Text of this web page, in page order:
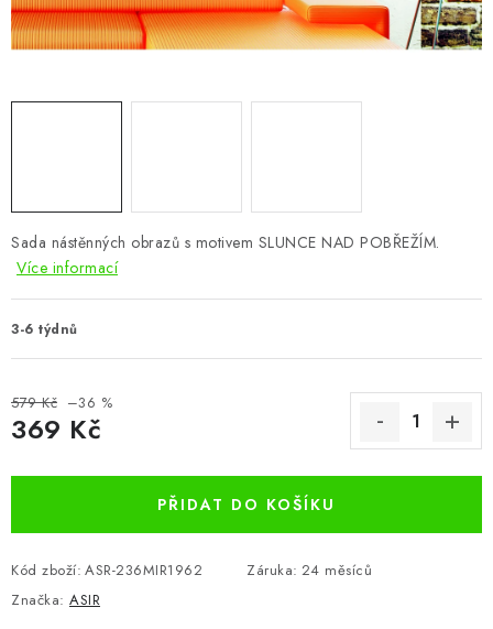
ZAHRADA
OSTATNÍ
VÝPRODEJ
Vše o nákupu
Sada nástěnných obrazů s motivem SLUNCE NAD POBŘEŽÍM.
Více informací
3-6 týdnů
579 Kč –36 %
369 Kč
PŘIDAT DO KOŠÍKU
Kód zboží: ASR-236MIR1962 Záruka: 24 měsíců
Značka: ASIR